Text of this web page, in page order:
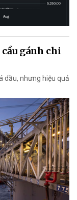
gánh chi
dầu, nhưng hiệu quả